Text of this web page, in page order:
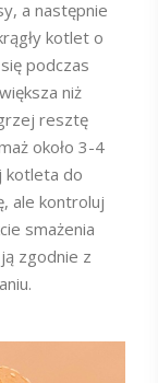
a następnie
kotlet o
podczas
niż
resztę
około 3-4
kotleta do
ale kontroluj
smażenia
zgodnie z